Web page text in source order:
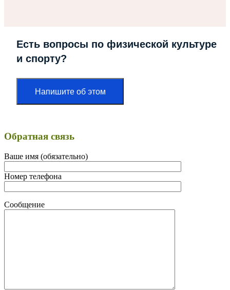
Есть вопросы по физической культуре
и спорту?
Напишите об этом
Обратная связь
Ваше имя (обязательно)
Номер телефона
Сообщение